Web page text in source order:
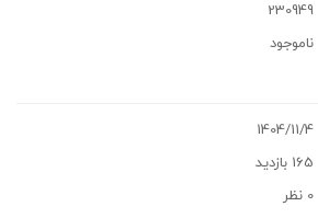
230949
ناموجود
1404/11/4
165 بازدید
0 نظر